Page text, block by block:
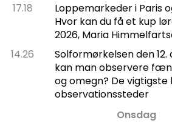
17.18
Loppemarkeder i Paris
Hvor kan du få et kup
2026, Maria
14.26
Solformørkelsen den 12.
kan man observere
og omegn? De
observationssteder
Onsdag